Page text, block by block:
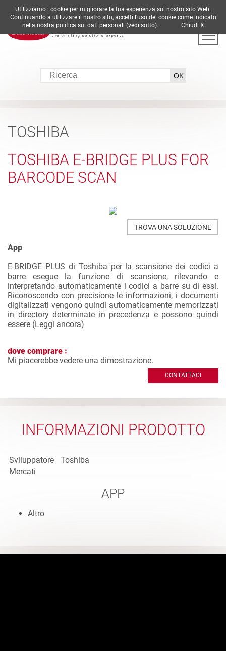
DE EN ES FR IT
TOSHIBA
TOSHIBA E-BRIDGE PLUS FOR
BARCODE SCAN
TROVA UNA SOLUZIONE
App
E-BRIDGE PLUS di Toshiba per la scansione dei codici a
barre esegue la funzione di scansione, rilevando e
interpretando automaticamente i codici a barre su di essi.
Riconoscendo con precisione le informazioni, i documenti
digitalizzati vengono quindi automaticamente memorizzati
in directory determinate in precedenza e possono quindi
essere (Leggi ancora)
dove comprare :
Mi piacerebbe vedere una dimostrazione.
CONTATTACI
INFORMAZIONI PRODOTTO
Sviluppatore
Toshiba
Mercati
APP
Altro
Utilizziamo i cookie per migliorare la tua esperienza sul nostro sito Web.
Continuando a utilizzare il nostro sito, accetti l'uso dei cookie come indicato
nella nostra politica sui dati personali (vedi sotto). Chiudi X